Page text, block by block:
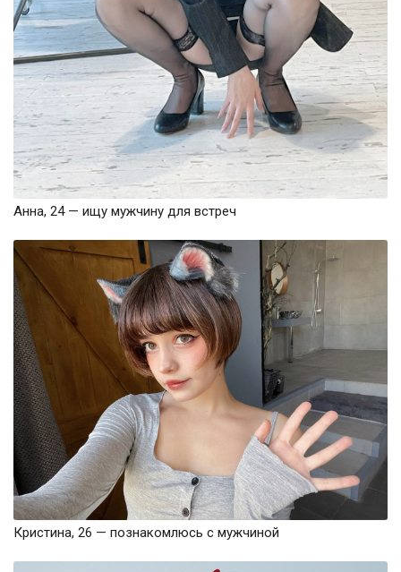
Анна, 24 — ищу мужчину для встреч
Кристина, 26 — познакомлюсь с мужчиной